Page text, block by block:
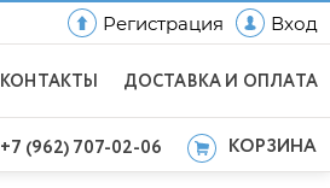
Регистрация Вход
КОНТАКТЫ ДОСТАВКА И ОПЛАТА
+7 (962) 707-02-06 КОРЗИНА